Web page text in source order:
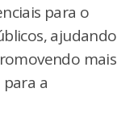
para o
ajudando
mais
a